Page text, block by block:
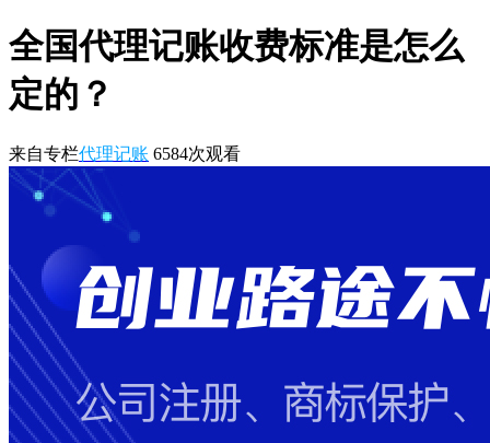
全国代理记账收费标准是怎么
定的？
来自专栏代理记账 6584次观看